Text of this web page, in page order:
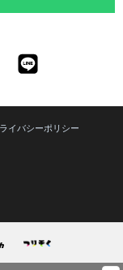
イバシーポリシー